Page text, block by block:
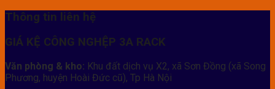
Thông tin liên hệ
GIÁ KỆ CÔNG NGHỆP 3A RACK
Văn phòng & kho: Khu đất dịch vụ X2, xã Sơn Đồng (xã Song
Phương, huyện Hoài Đức cũ), Tp Hà Nội